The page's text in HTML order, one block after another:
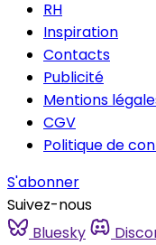
RH
Inspiration
Contacts
Publicité
Mentions
CGV
Politique de
S'abonner
Suivez-nous
Bluesky